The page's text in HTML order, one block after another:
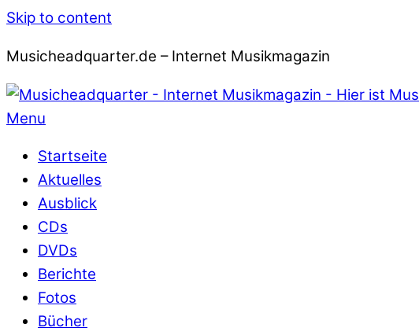
Skip to content
Musicheadquarter.de – Internet Musikmagazin
Menu
Startseite
Aktuelles
Ausblick
CDs
DVDs
Berichte
Fotos
Bücher